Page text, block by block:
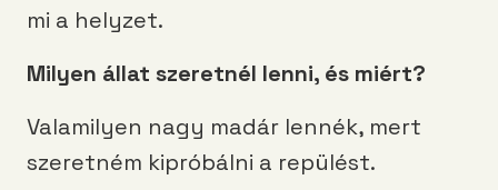
mi a helyzet.
Milyen állat szeretnél lenni, és miért?
Valamilyen nagy madár lennék, mert
szeretném kipróbálni a repülést.